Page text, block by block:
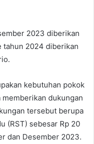
2023 diberikan
tahun 2024 diberikan
kebutuhan pokok
memberikan dukungan
tersebut berupa
(RST) sebesar Rp 20
dan Desember 2023.